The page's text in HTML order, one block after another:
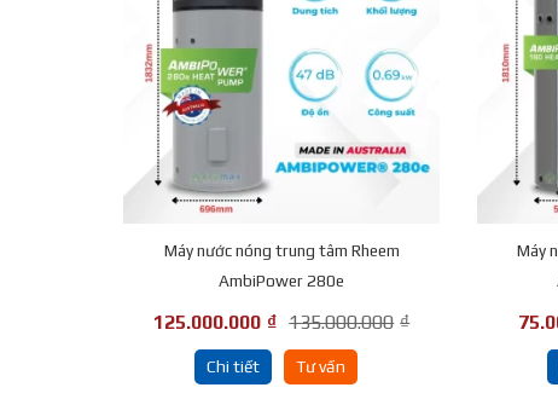
Máy nước nóng trung tâm Rheem
AmbiPower 280e
125.000.000 ₫ 135.000.000 ₫
Chi tiết Tư vấn
Máy